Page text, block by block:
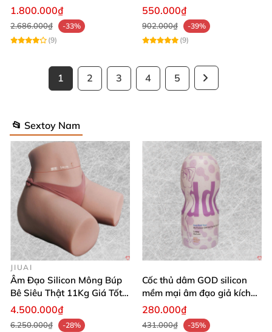
sexy kích thích
1.800.000₫
2.686.000₫
-33%
(9)
thoả mãn
550.000₫
902.000₫
-39%
(9)
1 2 3 4 5
📂 Sextoy Nam
JIUAI
Âm Đạo Silicon Mông Búp
Bê Siêu Thật 11Kg Giá Tốt
Hàng Nhật
4.500.000₫
6.250.000₫
-28%
Cốc thủ dâm GOD silicon
mềm mại âm đạo giả kích
thích mạnh mẽ
280.000₫
431.000₫
-35%